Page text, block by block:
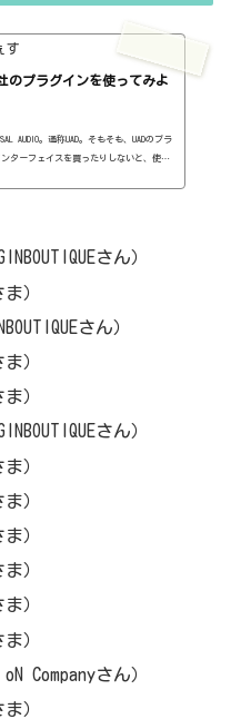
す
社のプラグインを使ってみよ
AUDIO。通称UAD。そもそも、UADのプラ
ターフェイスを買ったりしないと、使え
いう評判ばかり聴こえてくる。色々なメ
んね。メーカーページhttps://www.uaud
さん）
）
さん）
）
）
さん）
）
）
）
）
）
）
Companyさん）
）